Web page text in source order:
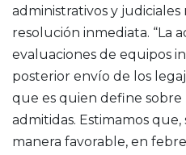
administrativos y
resolución inmediata. “La
evaluaciones de equipos
posterior envío de los
que es quien define sobre
admitidas. Estimamos
manera favorable, en